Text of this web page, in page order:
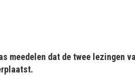
meedelen dat de twee lezingen